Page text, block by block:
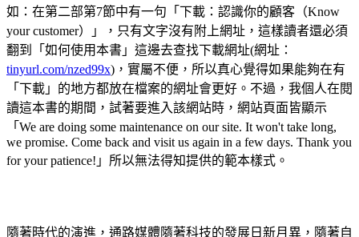
如：在第二部第7節中有一句「下載：認識你的顧客（Know
your customer）」，只有文字沒有附上網址，這樣讀者還必須
翻到「如何使用本書」這邊去查找下載網址(網址：
tinyurl.com/nzed99x)，實屬不便，所以真心覺得如果能夠在有
「下載」的地方都放在檔案的網址會更好。不過，我個人在閱
讀這本書的期間，試著要進入該網站時，網站頁面皆顯示
「We are doing some maintenance on our site. It won't take long,
we promise. Come back and visit us again in a few days. Thank you
for your patience!」所以無法得知提供的範本樣式。
隨著時代的演進，通路媒體隨著科技的發展日新月異，隨著自